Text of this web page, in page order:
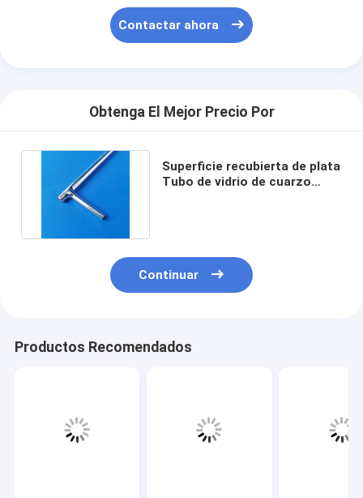
Contactar ahora
Obtenga El Mejor Precio Por
Superficie recubierta de plata
Tubo de vidrio de cuarzo
Continuar
Productos Recomendados